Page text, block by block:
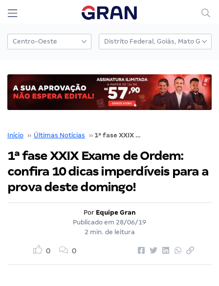
Início ›› Últimas Notícias ›› 1ª fase XXIX Exame de Ordem: confira 10 dicas imperdíveis para a prova deste domingo!
1ª fase XXIX Exame de Ordem:
confira 10 dicas imperdíveis para a
prova deste domingo!
Por Equipe Gran
Publicado em 28/06/19
2 min. de leitura
0 0